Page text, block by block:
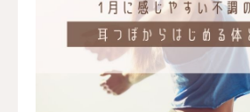
耳つぼをはじめる